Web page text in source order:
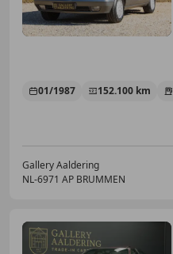
01/1987 152.100 km
Gallery Aaldering
NL-6971 AP BRUMMEN